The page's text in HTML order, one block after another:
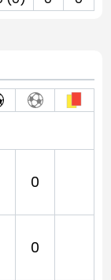
0
0